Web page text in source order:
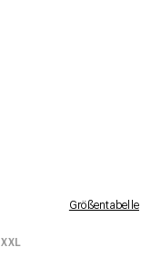
Größentabelle
XXL